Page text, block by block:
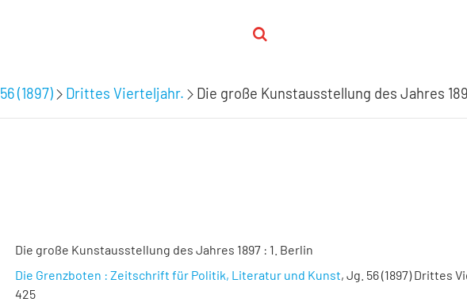
56 (1897) Drittes Vierteljahr. Die große Kunstausstellung des Jahres
Die große Kunstausstellung des Jahres 1897 : 1. Berlin
Die Grenzboten : Zeitschrift für Politik, Literatur und Kunst, Jg. 56 (1897) Drittes
425